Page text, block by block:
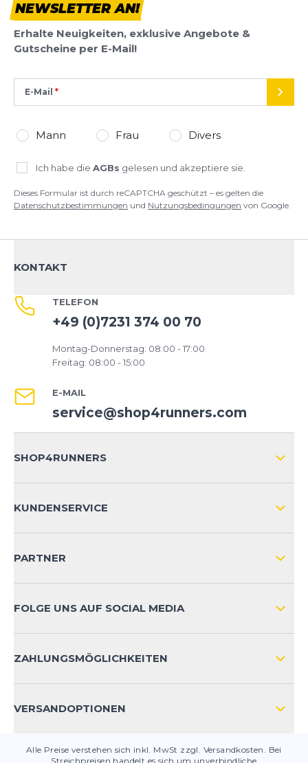
NEWSLETTER AN!
Erhalte Neuigkeiten, exklusive Angebote &
Gutscheine per E-Mail!
E-Mail
Mann Frau Divers
Ich habe die AGBs gelesen und akzeptiere sie.
Dieses Formular ist durch reCAPTCHA geschützt – es gelten die
Datenschutzbestimmungen und Nutzungsbedingungen von Google.
KONTAKT
TELEFON
+49 (0)7231 374 00 70
Montag-Donnerstag: 08:00 - 17:00
Freitag: 08:00 - 15:00
E-MAIL
service@shop4runners.com
SHOP4RUNNERS
KUNDENSERVICE
KONTAKT
PRODUKTSICHERHEIT
PARTNER
FOLGE UNS AUF SOCIAL MEDIA
ZAHLUNGSMÖGLICHKEITEN
VERSANDOPTIONEN
Alle Preise verstehen sich inkl. MwSt zzgl. Versandkosten. Bei
Streichpreisen handelt es sich um unverbindliche